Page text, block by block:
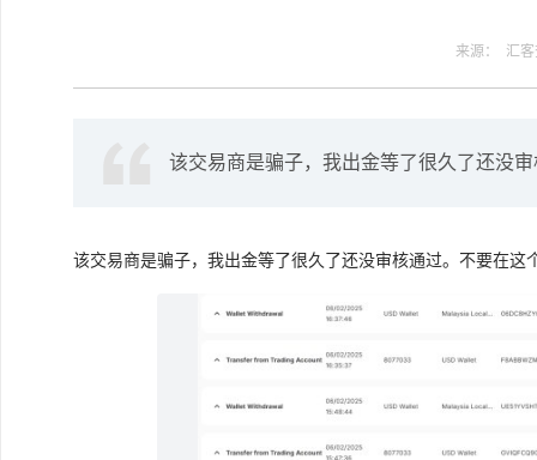
来源： 汇客
该交易商是骗子，我出金等了很久了还没
该交易商是骗子，我出金等了很久了还没审核通过。不要在这